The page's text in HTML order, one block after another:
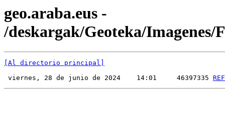
geo.araba.eus -
/deskargak/Geoteka/Imagenes/
[Al directorio principal]
viernes, 28 de junio de 2024    14:01     46397335